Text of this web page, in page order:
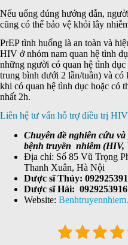
Nếu uống đúng hướng dẫn,
cũng có thể bảo vệ khỏi lây
PrEP tình huống là an toàn và
HIV ở nhóm nam quan hệ tình
những người có quan hệ tình
trung bình dưới 2 lần/tuần) và có
khi có quan hệ tình dục hoặc có
nhất 2h.
Liên hệ tư vấn hỗ trợ điều trị
Chuyên đề nghiên cứu
bệnh truyền nhiễm
Địa chỉ: Số 85 Vũ Trọng
Thanh Xuân, Hà Nội
Dược sĩ Thủy:
Dược sĩ Hải:
Website: